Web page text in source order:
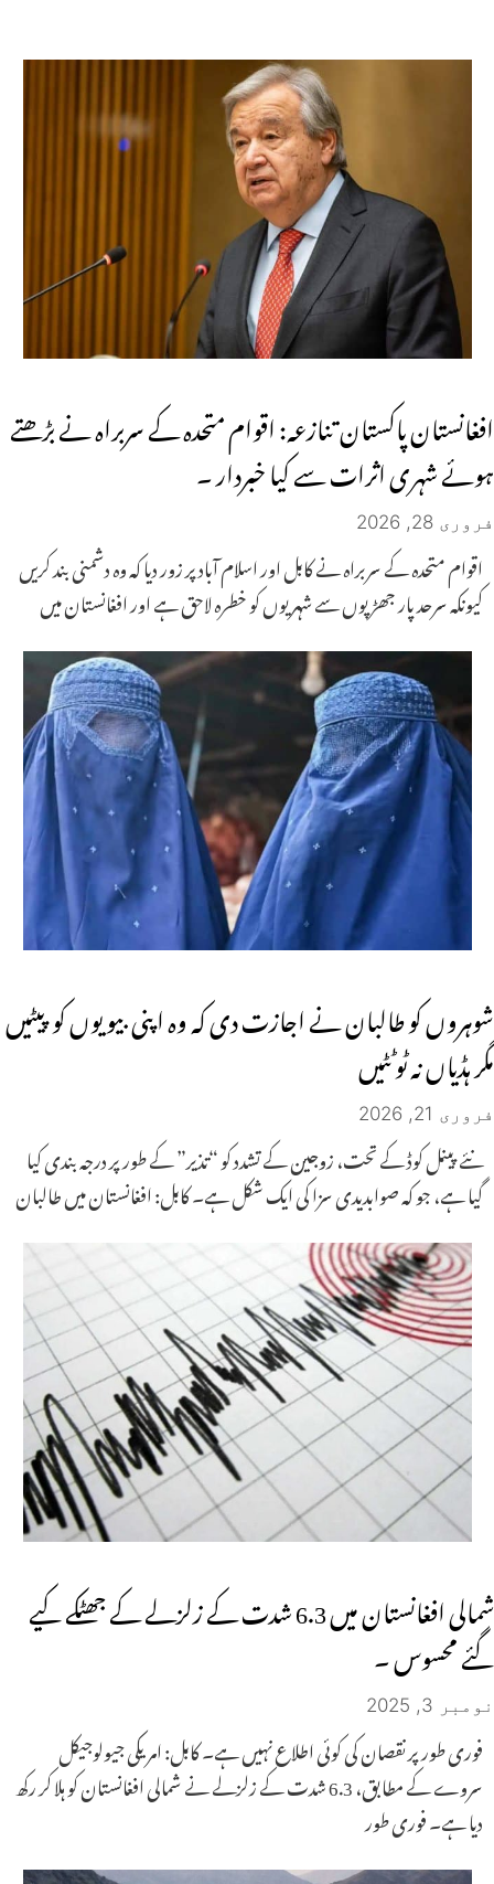
افغانستان پاکستان تنازعہ: اقوام متحدہ کے سربراہ نے بڑھتے
ہوئے شہری اثرات سے کیا خبردار ۔
فروری 28, 2026
اقوام متحدہ کے سربراہ نے کابل اور اسلام آباد پر زور دیا کہ وہ دشمنی بند کریں
کیونکہ سرحد پار جھڑپوں سے شہریوں کو خطرہ لاحق ہے اور افغانستان میں
شوہروں کو طالبان نے اجازت دی کہ وہ اپنی بیویوں کو پیٹیں
مگر ہڈیاں نہ ٹوٹٹیں
فروری 21, 2026
نئے پینل کوڈ کے تحت، زوجین کے تشدد کو “تذیر” کے طور پر درجہ بندی کیا
گیا ہے، جو کہ صوابدیدی سزا کی ایک شکل ہے۔ کابل: افغانستان میں طالبان
شمالی افغانستان میں 6.3 شدت کے زلزلے کے جھٹکے کیے
گئے محسوس ۔
نومبر 3, 2025
فوری طور پر نقصان کی کوئی اطلاع نہیں ہے۔ کابل: امریکی جیولوجیکل
سروے کے مطابق، 6.3 شدت کے زلزلے نے شمالی افغانستان کو ہلا کر رکھ
دیا ہے۔ فوری طور